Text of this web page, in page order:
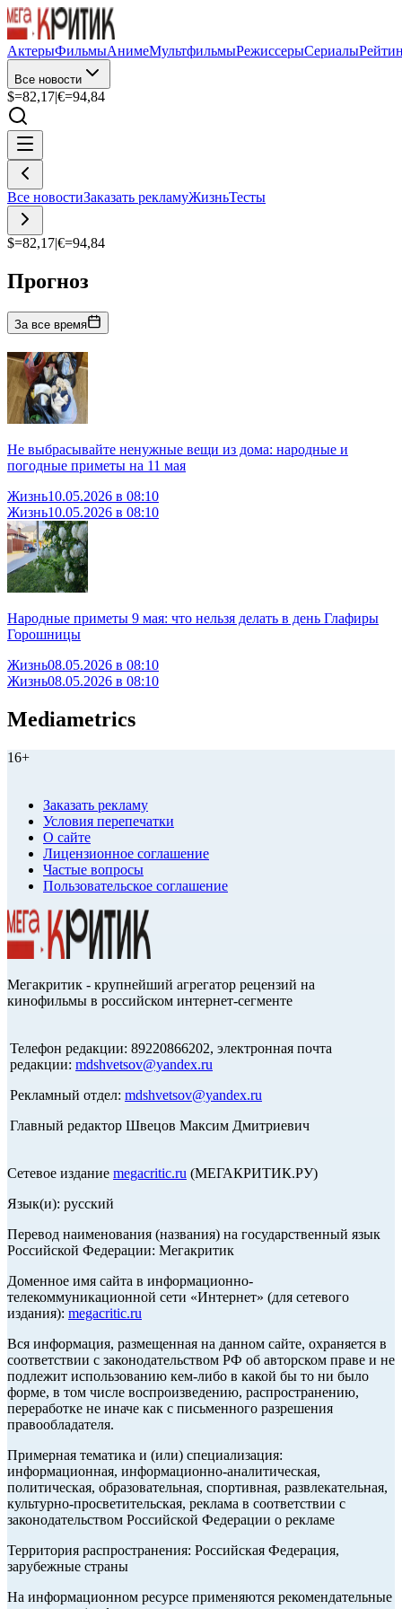
АктерыФильмыАнимеМультфильмыРежиссерыСериалы
Все новости
$=82,17|€=94,84
Все новостиЗаказать рекламуЖизньТесты
$=82,17|€=94,84
Прогноз
За все время
Не выбрасывайте ненужные вещи из дома: народные и
погодные приметы на 11 мая
Жизнь10.05.2026 в 08:10
Жизнь10.05.2026 в 08:10
Народные приметы 9 мая: что нельзя делать в день Глафиры
Горошницы
Жизнь08.05.2026 в 08:10
Жизнь08.05.2026 в 08:10
Mediametrics
16+
Заказать рекламу
Условия перепечатки
О сайте
Лицензионное соглашение
Частые вопросы
Пользовательское соглашение
Мегакритик - крупнейший агрегатор рецензий на
кинофильмы в российском интернет-сегменте
Телефон редакции: 89220866202, электронная почта
редакции: mdshvetsov@yandex.ru
Рекламный отдел: mdshvetsov@yandex.ru
Главный редактор Швецов Максим Дмитриевич
Сетевое издание megacritic.ru (МЕГАКРИТИК.РУ)
Язык(и): русский
Перевод наименования (названия) на государственный язык
Российской Федерации: Мегакритик
Доменное имя сайта в информационно-
телекоммуникационной сети «Интернет» (для сетевого
издания): megacritic.ru
Вся информация, размещенная на данном сайте, охраняется в
соответствии с законодательством РФ об авторском праве и не
подлежит использованию кем-либо в какой бы то ни было
форме, в том числе воспроизведению, распространению,
переработке не иначе как с письменного разрешения
правообладателя.
Примерная тематика и (или) специализация:
информационная, информационно-аналитическая,
политическая, образовательная, спортивная, развлекательная,
культурно-просветительская, реклама в соответствии с
законодательством Российской Федерации о рекламе
Территория распространения: Российская Федерация,
зарубежные страны
На информационном ресурсе применяются рекомендательные